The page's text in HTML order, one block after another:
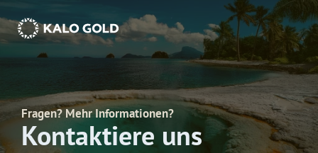
Fragen? Mehr Informationen?
Kontaktiere uns